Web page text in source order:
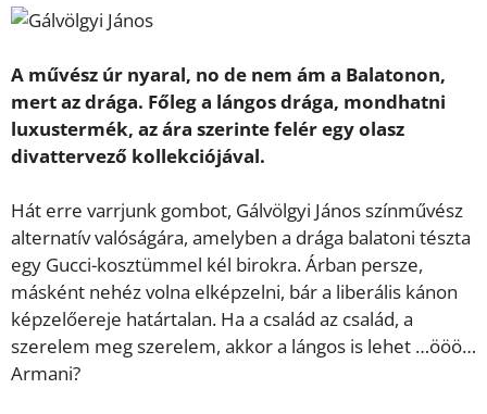
A művész úr nyaral, no de nem ám a Balatonon,
mert az drága. Főleg a lángos drága, mondhatni
luxustermék, az ára szerinte felér egy olasz
divattervező kollekciójával.
Hát erre varrjunk gombot, Gálvölgyi János színművész
alternatív valóságára, amelyben a drága balatoni tészta
egy Gucci-kosztümmel kél birokra. Árban persze,
másként nehéz volna elképzelni, bár a liberális kánon
képzelőereje határtalan. Ha a család az család, a
szerelem meg szerelem, akkor a lángos is lehet …ööö…
Armani?